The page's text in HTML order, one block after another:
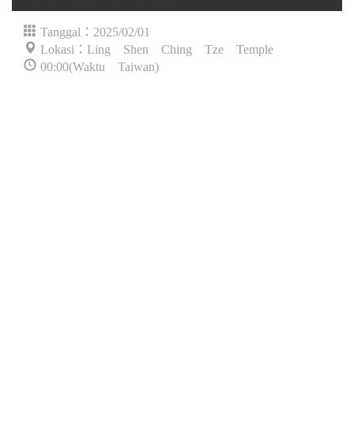
Tanggal：2025/02/01
Lokasi：Ling Shen Ching Tze Temple
00:00(Waktu Taiwan)